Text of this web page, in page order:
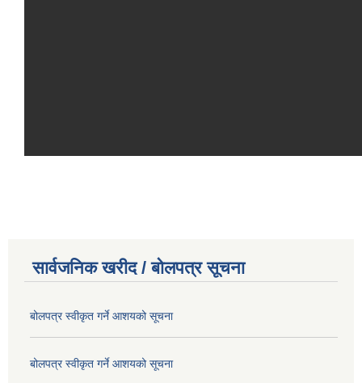
सार्वजनिक खरीद / बोलपत्र सूचना
बोलपत्र स्वीकृत गर्ने आशयको सूचना
बोलपत्र स्वीकृत गर्ने आशयको सूचना